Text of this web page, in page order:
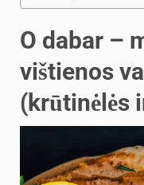
O dabar –
vištienos
(krūtinėlės